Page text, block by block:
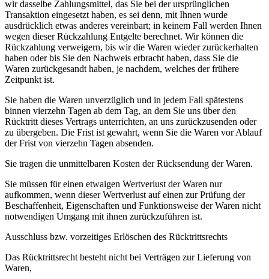
wir dasselbe Zahlungsmittel, das Sie bei der ursprünglichen
Transaktion eingesetzt haben, es sei denn, mit Ihnen wurde
ausdrücklich etwas anderes vereinbart; in keinem Fall werden Ihnen
wegen dieser Rückzahlung Entgelte berechnet. Wir können die
Rückzahlung verweigern, bis wir die Waren wieder zurückerhalten
haben oder bis Sie den Nachweis erbracht haben, dass Sie die
Waren zurückgesandt haben, je nachdem, welches der frühere
Zeitpunkt ist.
Sie haben die Waren unverzüglich und in jedem Fall spätestens
binnen vierzehn Tagen ab dem Tag, an dem Sie uns über den
Rücktritt dieses Vertrags unterrichten, an uns zurückzusenden oder
zu übergeben. Die Frist ist gewahrt, wenn Sie die Waren vor Ablauf
der Frist von vierzehn Tagen absenden.
Sie tragen die unmittelbaren Kosten der Rücksendung der Waren.
Sie müssen für einen etwaigen Wertverlust der Waren nur
aufkommen, wenn dieser Wertverlust auf einen zur Prüfung der
Beschaffenheit, Eigenschaften und Funktionsweise der Waren nicht
notwendigen Umgang mit ihnen zurückzuführen ist.
Ausschluss bzw. vorzeitiges Erlöschen des Rücktrittsrechts
Das Rücktrittsrecht besteht nicht bei Verträgen zur Lieferung von
Waren,